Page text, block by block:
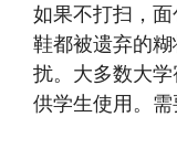
如果不打扫，
鞋都被遗弃的
扰。大多数大
供学生使用。需